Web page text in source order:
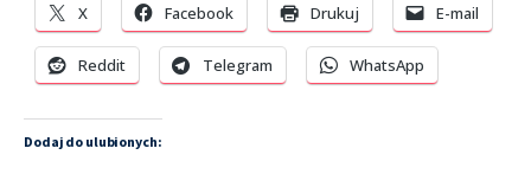
X Facebook Drukuj E-mail
Reddit Telegram WhatsApp
Dodaj do ulubionych: